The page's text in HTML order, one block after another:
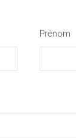
Prénom